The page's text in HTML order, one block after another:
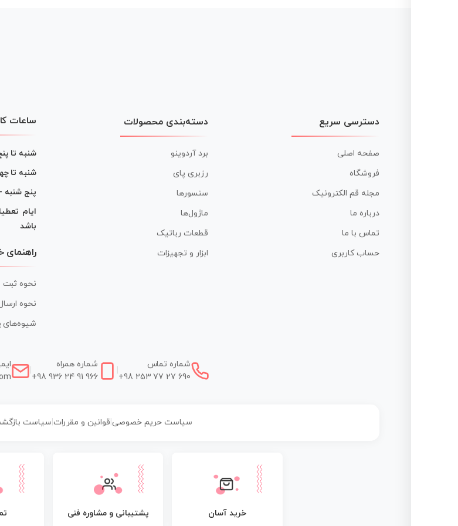
دسترسی سریع
صفحه اصلی
فروشگاه
مجله قم الکترونیک
درباره ما
تماس با ما
حساب کاربری
دسته‌بندی محصولات
برد آردوینو
رزبری پای
سنسورها
ماژول‌ها
قطعات رباتیک
ابزار و تجهیزات
ساعات
شنبه تا
شنبه تا
پنج
ایام
باشد
راهنمای
نحوه
نحوه
شیوه‌های
شماره تماس
+98 253 77 27 690
شماره همراه
+98 936 24 91 966
سیاست حریم خصوصی| قوانین و مقررات سیاست
خرید آسان پشتیبانی و مشاوره فنی